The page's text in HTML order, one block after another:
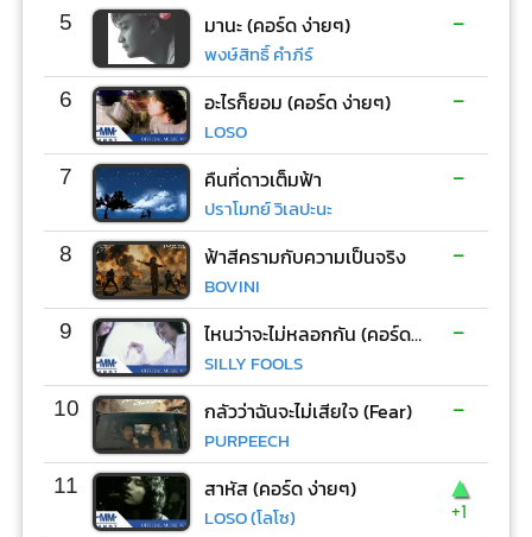
5 มานะ (คอร์ด ง่ายๆ)
พงษ์สิทธิ์ คำภีร์
-
6 อะไรก็ยอม (คอร์ด ง่ายๆ)
LOSO
-
7 คืนที่ดาวเต็มฟ้า
ปราโมทย์ วิเลปะนะ
-
8 ฟ้าสีครามกับความเป็นจริง
BOVINI
-
9 ไหนว่าจะไม่หลอกกัน (คอร์ด ง่ายๆ)
SILLY FOOLS
-
10 กลัวว่าฉันจะไม่เสียใจ (Fear)
PURPEECH
-
11 สาหัส (คอร์ด ง่ายๆ)
LOSO (โลโซ)
▲
+1